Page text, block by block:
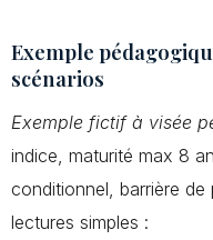
Exemple
scénarios
Exemple fictif à visée
indice, maturité max 8
conditionnel, barrière de
lectures simples :